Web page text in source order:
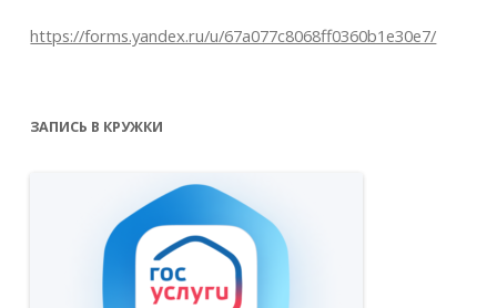
https://forms.yandex.ru/u/67a077c8068ff0360b1e30e7/
ЗАПИСЬ В КРУЖКИ